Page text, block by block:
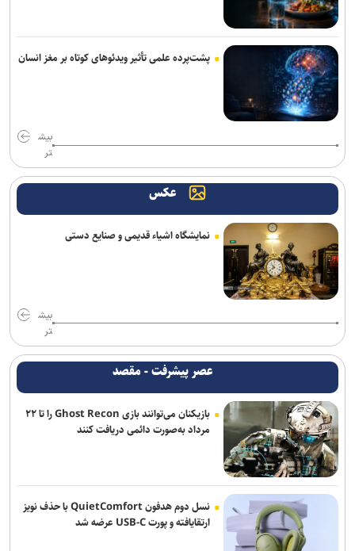
خواهد شد
اسپیکر هوشمند اوپن‌ای‌آی قیمتی بین ۳۰۰ تا ۴۰۰ دلار خواهد داشت
پژوهشگران با هوش مصنوعی ویروس‌های جدید باکتری‌خوار ساختند
۱۰ ماه انزوا در جنوبگان راز کار تیمی برای سفر به مریخ را آشکار کرد
رسانه، نهاد پنجم معماری نوین معاونت علمی است
خبرنگاران با روایت دقیق، جامعه را با دولت هوشمند همراه می‌کنند
خبرنگاران نقش ارتباطات در پیشرفت کشور را برای مردم روایت می‌کنند
بایت‌دنس آموزش مدل هوش مصنوعی ۱۰ تریلیون پارامتری را کلید زد
پشت‌پرده علمی تأثیر ویدئو‌های کوتاه بر مغز انسان
بیش
تر
عکس
نمایشگاه اشیاء قدیمی و صنایع دستی
بیش
تر
عصر پیشرفت - مقصد
بازیکنان می‌توانند بازی Ghost Recon را تا ۲۲
مرداد به‌صورت دائمی دریافت کنند
نسل دوم هدفون QuietComfort با حذف نویز
ارتقایافته و پورت USB-C عرضه شد